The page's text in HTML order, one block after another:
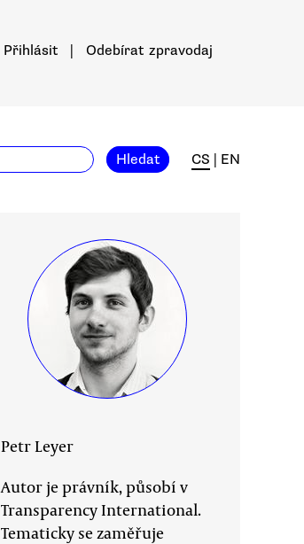
Přihlásit Odebírat zpravodaj
Hledat CS EN
Petr Leyer
Autor je právník, působí v
Transparency International.
Tematicky se zaměřuje